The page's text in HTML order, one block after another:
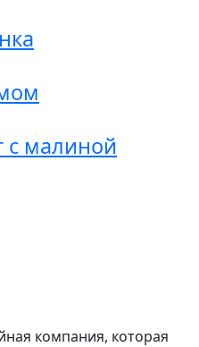
с малиной
компания, которая